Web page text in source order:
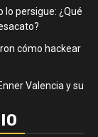
lo persigue: ¿Qué
cómo hackear
Valencia y su